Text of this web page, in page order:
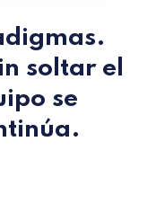
soltar el
se